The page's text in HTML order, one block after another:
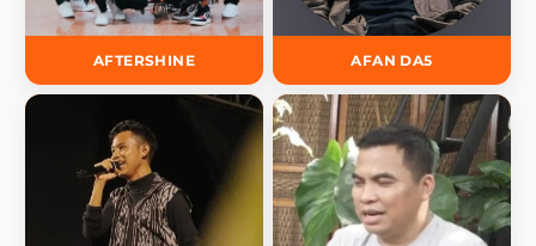
AFTERSHINE AFAN DA5